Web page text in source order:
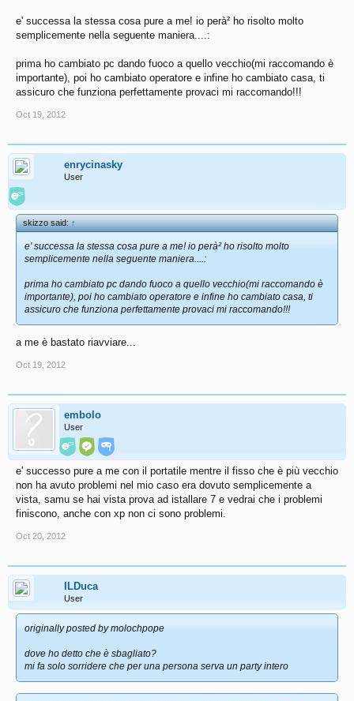
xd
p.s. mi troverete qui sul forum di tanto in tanto
ciao a tutti amici di core
e' successa la stessa cosa pure a me! io perà² ho risolto molto
semplicemente nella seguente maniera....:
prima ho cambiato pc dando fuoco a quello vecchio(mi raccomando è
importante), poi ho cambiato operatore e infine ho cambiato casa, ti
assicuro che funziona perfettamente provaci mi raccomando!!!
Oct 19, 2012
enrycinasky
User
skizzo said:↑
e' successa la stessa cosa pure a me! io perà² ho risolto molto
semplicemente nella seguente maniera....:
prima ho cambiato pc dando fuoco a quello vecchio(mi raccomando è
importante), poi ho cambiato operatore e infine ho cambiato casa, ti
assicuro che funziona perfettamente provaci mi raccomando!!!
a me è bastato riavviare...
Oct 19, 2012
embolo
User
e' successo pure a me con il portatile mentre il fisso che è più vecchio
non ha avuto problemi nel mio caso era dovuto semplicemente a
vista, samu se hai vista prova ad istallare 7 e vedrai che i problemi
finiscono, anche con xp non ci sono problemi.
Oct 20, 2012
ILDuca
User
originally posted by molochpope
dove ho detto che è sbagliato?
mi fa solo sorridere che per una persona serva un party intero